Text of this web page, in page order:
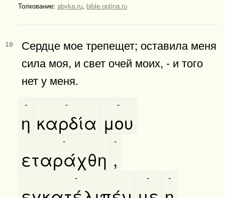
Толкование: abyka.ru, bible.optina.ru
10
Сердце мое трепещет; оставила меня
сила моя, и свет очей моих, - и того
нет у меня.
η
-
καρδία
-
μου
-
εταράχθη
-
,
-
- - -